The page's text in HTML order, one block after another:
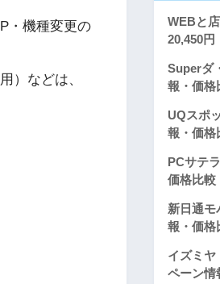
・機種変更の
）などは、
WEBと
20,450円
Superダ
報・価格
UQスポ
報・価格
PCサテ
価格比較
新日通
報・価格
イズミ
ペーン情